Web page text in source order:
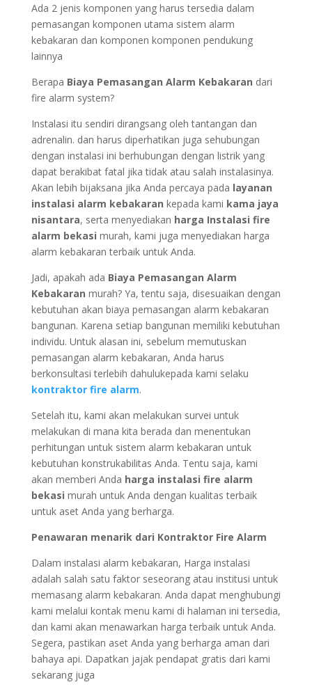
Ada 2 jenis komponen yang harus tersedia dalam
pemasangan komponen utama sistem alarm
kebakaran dan komponen komponen pendukung
lainnya
Berapa Biaya Pemasangan Alarm Kebakaran dari
fire alarm system?
Instalasi itu sendiri dirangsang oleh tantangan dan
adrenalin. dan harus diperhatikan juga sehubungan
dengan instalasi ini berhubungan dengan listrik yang
dapat berakibat fatal jika tidak atau salah instalasinya.
Akan lebih bijaksana jika Anda percaya pada layanan
instalasi alarm kebakaran kepada kami kama jaya
nisantara, serta menyediakan harga Instalasi fire
alarm bekasi murah, kami juga menyediakan harga
alarm kebakaran terbaik untuk Anda.
Jadi, apakah ada Biaya Pemasangan Alarm
Kebakaran murah? Ya, tentu saja, disesuaikan dengan
kebutuhan akan biaya pemasangan alarm kebakaran
bangunan. Karena setiap bangunan memiliki kebutuhan
individu. Untuk alasan ini, sebelum memutuskan
pemasangan alarm kebakaran, Anda harus
berkonsultasi terlebih dahulukepada kami selaku
kontraktor fire alarm.
Setelah itu, kami akan melakukan survei untuk
melakukan di mana kita berada dan menentukan
perhitungan untuk sistem alarm kebakaran untuk
kebutuhan konstrukabilitas Anda. Tentu saja, kami
akan memberi Anda harga instalasi fire alarm
bekasi murah untuk Anda dengan kualitas terbaik
untuk aset Anda yang berharga.
Penawaran menarik dari Kontraktor Fire Alarm
Dalam instalasi alarm kebakaran, Harga instalasi
adalah salah satu faktor seseorang atau institusi untuk
memasang alarm kebakaran. Anda dapat menghubungi
kami melalui kontak menu kami di halaman ini tersedia,
dan kami akan menawarkan harga terbaik untuk Anda.
Segera, pastikan aset Anda yang berharga aman dari
bahaya api. Dapatkan jajak pendapat gratis dari kami
sekarang juga